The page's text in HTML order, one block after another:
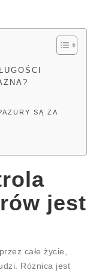
SĄ ZA
jest
całe życie,
Różnica jest